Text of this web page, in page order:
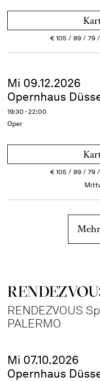
€105 89 79
Mi 09.12.2026
Opernhaus
19:30 - 22:00
Oper
€105 89 79
RENDEZVOUS
PALERMO
Mi 07.10.2026
Opernhaus